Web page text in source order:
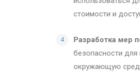
стоимости и
Разработка мер
безопасности
окружающую